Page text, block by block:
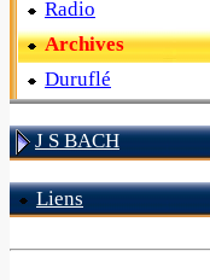
Radio
Archives
Duruflé
J S BACH
Liens